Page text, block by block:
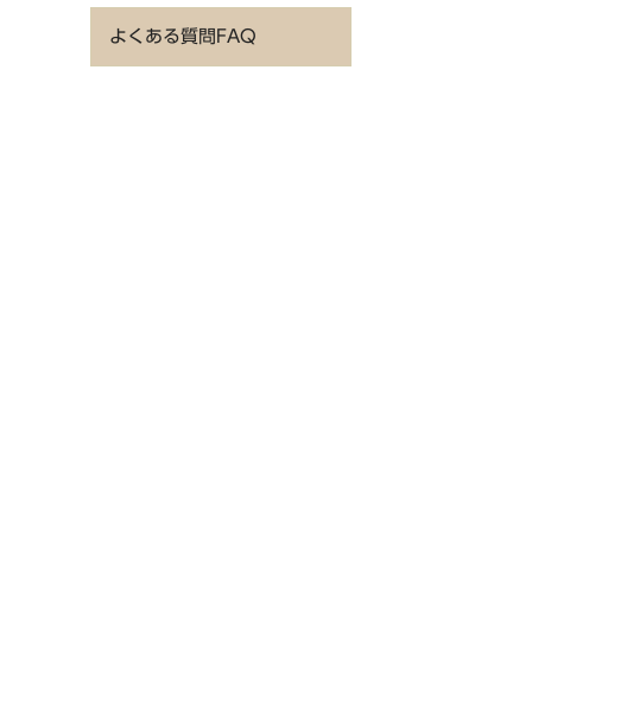
よくある質問FAQ